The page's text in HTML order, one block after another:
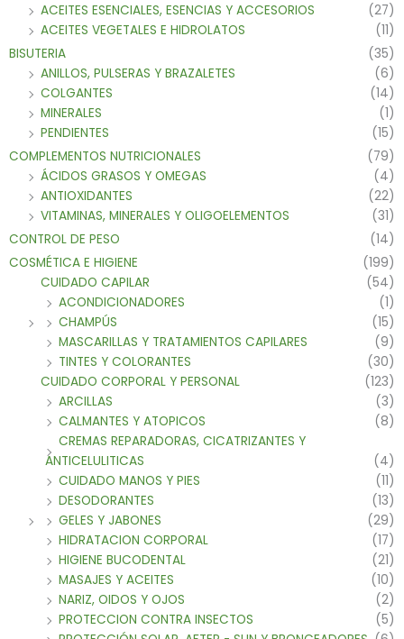
ACEITES ESENCIALES, ESENCIAS Y ACCESORIOS
(27)
ACEITES VEGETALES E HIDROLATOS
(11)
BISUTERIA
(35)
ANILLOS, PULSERAS Y BRAZALETES
(6)
COLGANTES
(14)
MINERALES
(1)
PENDIENTES
(15)
COMPLEMENTOS NUTRICIONALES
(79)
ÁCIDOS GRASOS Y OMEGAS
(4)
ANTIOXIDANTES
(22)
VITAMINAS, MINERALES Y OLIGOELEMENTOS
(31)
CONTROL DE PESO
(14)
COSMÉTICA E HIGIENE
(199)
CUIDADO CAPILAR
(54)
ACONDICIONADORES
(1)
CHAMPÚS
(15)
MASCARILLAS Y TRATAMIENTOS CAPILARES
(9)
TINTES Y COLORANTES
(30)
CUIDADO CORPORAL Y PERSONAL
(123)
ARCILLAS
(3)
CALMANTES Y ATOPICOS
(8)
CREMAS REPARADORAS, CICATRIZANTES Y
ANTICELULITICAS
(4)
CUIDADO MANOS Y PIES
(11)
DESODORANTES
(13)
GELES Y JABONES
(29)
HIDRATACION CORPORAL
(17)
HIGIENE BUCODENTAL
(21)
MASAJES Y ACEITES
(10)
NARIZ, OIDOS Y OJOS
(2)
PROTECCION CONTRA INSECTOS
(5)